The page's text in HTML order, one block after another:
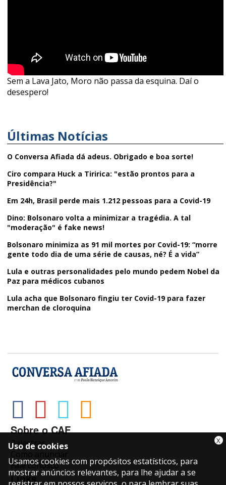
Sem a Lava Jato, Moro não passa da esquina. Daí o
desespero!
Últimas Notícias
O Conversa Afiada dá adeus. Obrigado e boa sorte!
Ciro compara Huck a Tiririca: "estão prontos para a
Presidência?"
Em 24h, Brasil perde mais 1.212 pessoas para a Covid-19
Dino: Bolsonaro volta a minimizar a tragédia. A tal
"moderação" é fake news!
Bolsonaro minimiza as 91 mil mortes por Covid-19: “morre
gente todo dia de uma série de causas, né? É a vida”
Lula e outras personalidades pelo mundo pedem Nobel da
Paz para médicos cubanos
Lula acha que Bolsonaro fingiu ter Covid-19 para fazer
merchan de cloroquina
Sobre o CAF
Palestras
Fale conosco
Links
X
Uso de cookies
Usamos cookies com propósitos estatísticos, para
mostrar anúncios relevantes, para lhe ajudar a se